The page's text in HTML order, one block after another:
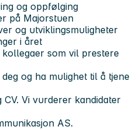
og oppfølging
på Majorstuen
og utviklingsmuligheter
i året
kollegaer som vil prestere
og ha mulighet til å tjene
Vi vurderer kandidater
AS.